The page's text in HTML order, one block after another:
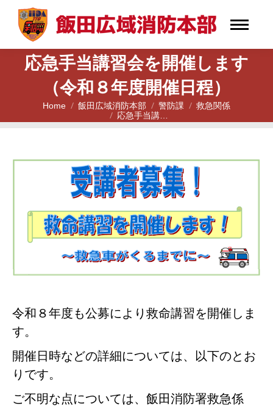
応急手当講習会を開催します
（令和８年度開催日程）
You are here:
Home 飯田広域消防本部 警防課
救急関係
応急手当講…
令和８年度も公募により救命講習を開催しま
す。
開催日時などの詳細については、以下のとお
りです。
ご不明な点については、飯田消防署救急係